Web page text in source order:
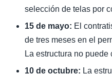
selección de telas por
15 de mayo: El
de tres meses en el
La estructura no puede
10 de octubre: La